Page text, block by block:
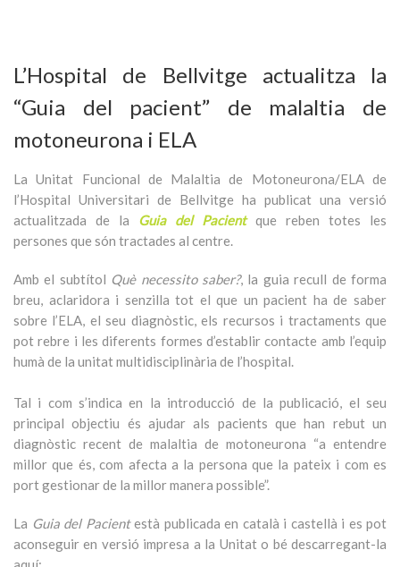
L’Hospital de Bellvitge actualitza la
“Guia del pacient” de malaltia de
motoneurona i ELA
La Unitat Funcional de Malaltia de Motoneurona/ELA de
l’Hospital Universitari de Bellvitge ha publicat una versió
actualitzada de la Guia del Pacientque reben totes les
persones que són tractades al centre.
Amb el subtítol Què necessito saber?, la guia recull de forma
breu, aclaridora i senzilla tot el que un pacient ha de saber
sobre l’ELA, el seu diagnòstic, els recursos i tractaments que
pot rebre i les diferents formes d’establir contacte amb l’equip
humà de la unitat multidisciplinària de l’hospital.
Tal i com s’indica en la introducció de la publicació, el seu
principal objectiu és ajudar als pacients que han rebut un
diagnòstic recent de malaltia de motoneurona “a entendre
millor que és, com afecta a la persona que la pateix i com es
port gestionar de la millor manera possible”.
La Guia del Pacientestà publicada en català i castellà i es pot
aconseguir en versió impresa a la Unitat o bé descarregant-la